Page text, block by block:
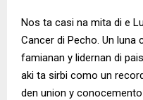
Nos ta casi na mita di e
Cancer di Pecho. Un luna
famianan y lidernan di
aki ta sirbi como un
den union y